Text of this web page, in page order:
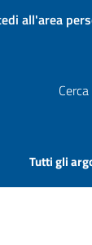
all'area
Cerca
Tutti gli